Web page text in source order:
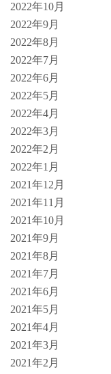
2022年10月
2022年9月
2022年8月
2022年7月
2022年6月
2022年5月
2022年4月
2022年3月
2022年2月
2022年1月
2021年12月
2021年11月
2021年10月
2021年9月
2021年8月
2021年7月
2021年6月
2021年5月
2021年4月
2021年3月
2021年2月